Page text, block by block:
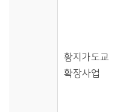
황지가도교
확장사업